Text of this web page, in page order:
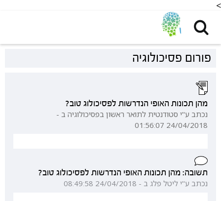
<
פורום פסיכולוגיה
מהן תכונות האופי הנדרשות לפסיכולוג טוב?
נכתב ע"י סטודנטית לתואר ראשון בפסיכולוגיה ב -
24/04/2018 01:56:07
תשובה: מהן תכונות האופי הנדרשות לפסיכולוג טוב?
נכתב ע"י ליטל פלג ב - 24/04/2018 08:49:58